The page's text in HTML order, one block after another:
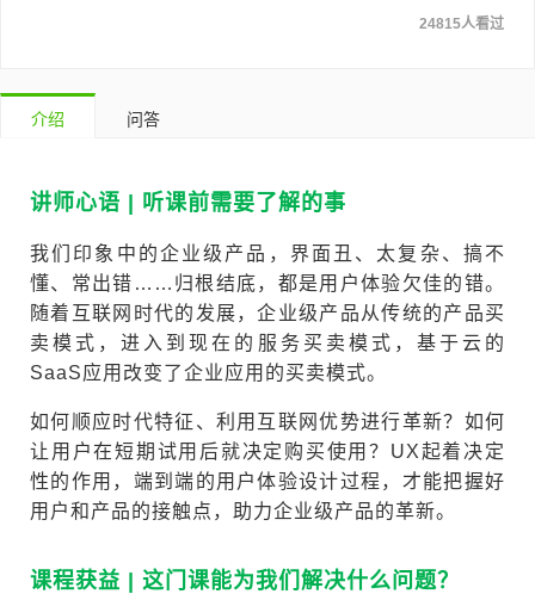
24815人看过
介绍 问答
讲师心语 | 听课前需要了解的事
我们印象中的企业级产品，界面丑、太复杂、搞不
懂、常出错……归根结底，都是用户体验欠佳的错。
随着互联网时代的发展，企业级产品从传统的产品买
卖模式，进入到现在的服务买卖模式，基于云的
SaaS应用改变了企业应用的买卖模式。
如何顺应时代特征、利用互联网优势进行革新？如何
让用户在短期试用后就决定购买使用？UX起着决定
性的作用，端到端的用户体验设计过程，才能把握好
用户和产品的接触点，助力企业级产品的革新。
课程获益 | 这门课能为我们解决什么问题？